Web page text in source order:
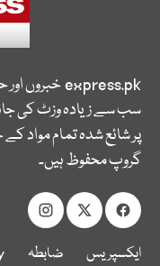
express.pkخبروں
سب سے زیادہ وزٹ کی
پر شائع شدہ تمام مواد
گروپ محفوظ ہیں۔
ایکسپریس ضابطہ